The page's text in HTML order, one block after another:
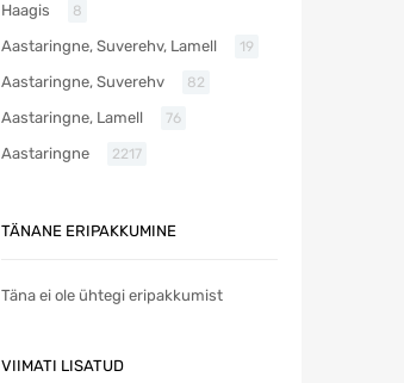
Haagis 8
Aastaringne, Suverehv, Lamell 19
Aastaringne, Suverehv 82
Aastaringne, Lamell 76
Aastaringne 2217
TÄNANE ERIPAKKUMINE
Täna ei ole ühtegi eripakkumist
VIIMATI LISATUD